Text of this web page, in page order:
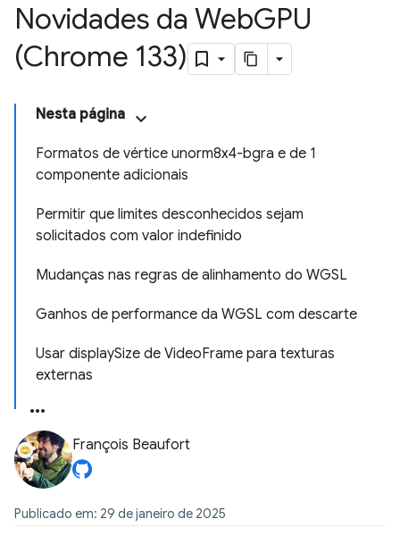
Novidades da WebGPU
(Chrome 133)
Nesta página
Formatos de vértice unorm8x4-bgra e de 1
componente adicionais
Permitir que limites desconhecidos sejam
solicitados com valor indefinido
Mudanças nas regras de alinhamento do WGSL
Ganhos de performance da WGSL com descarte
Usar displaySize de VideoFrame para texturas
externas
François Beaufort
Publicado em: 29 de janeiro de 2025